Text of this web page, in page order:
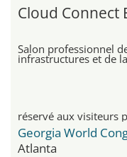
Cloud Connect
Salon professionnel
infrastructures et de
réservé aux visiteurs
Georgia World
Atlanta